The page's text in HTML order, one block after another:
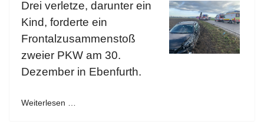
Drei verletze, darunter ein
Kind, forderte ein
Frontalzusammenstoß
zweier PKW am 30.
Dezember in Ebenfurth.
Weiterlesen …